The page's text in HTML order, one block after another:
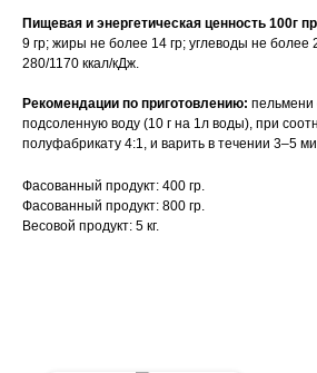
Пищевая и энергетическая ценность 100г
9 гр; жиры не более 14 гр; углеводы не более
280/1170 ккал/кДж.
Рекомендации по приготовлению: пельмени
подсоленную воду (10 г на 1л воды), при
полуфабрикату 4:1, и варить в течении 3–5
Фасованный продукт: 400 гр.
Фасованный продукт: 800 гр.
Весовой продукт: 5 кг.